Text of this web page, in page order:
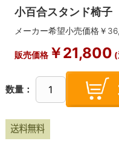
小百合スタンド椅
メーカー希望小売価格￥
販売価格￥21,800
数量：